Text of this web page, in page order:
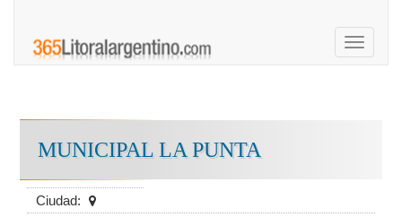
Toggle
MUNICIPAL LA PUNTA
Ciudad: